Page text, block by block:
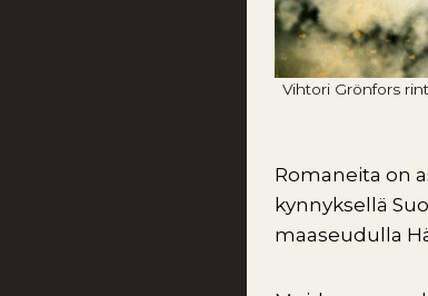
Vihtori Grönfors
Romaneita on
kynnyksellä
maaseudulla